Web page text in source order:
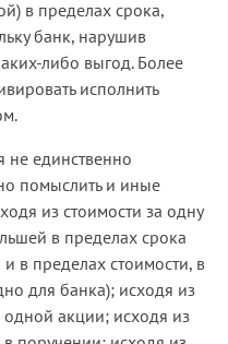
в пределах срока,
банк, нарушив
либо выгод. Более
исполнить
не единственно
помыслить и иные
из стоимости за одну
в пределах срока
в пределах стоимости, в
для банка); исходя из
одной акции; исходя из